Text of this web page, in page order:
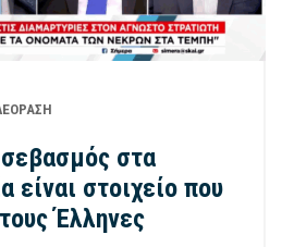
στα
είναι στοιχείο που
Έλληνες